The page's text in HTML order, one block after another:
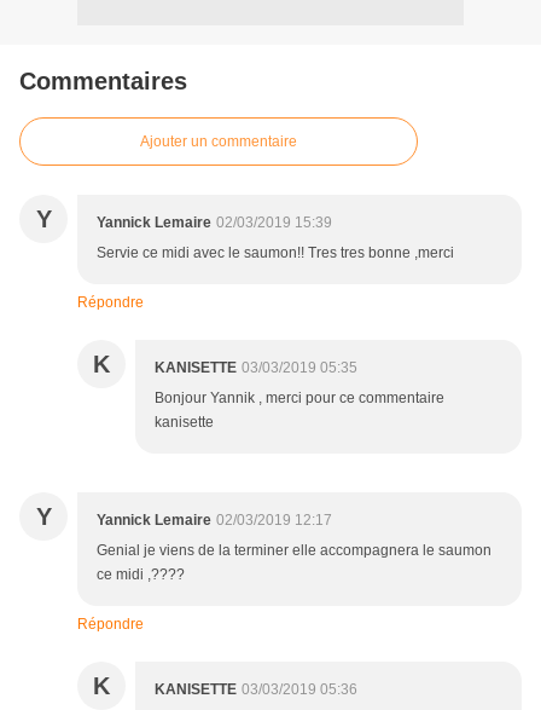
Commentaires
Ajouter un commentaire
Y Yannick Lemaire 02/03/2019 15:39
Servie ce midi avec le saumon!! Tres tres bonne ,merci
Répondre
K KANISETTE 03/03/2019 05:35
Bonjour Yannik , merci pour ce commentaire
kanisette
Y Yannick Lemaire 02/03/2019 12:17
Genial je viens de la terminer elle accompagnera le saumon
ce midi ,????
Répondre
K KANISETTE 03/03/2019 05:36